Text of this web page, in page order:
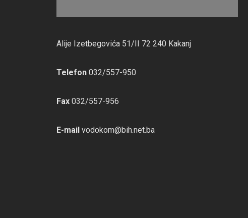
Alije Izetbegovića 51/II 72 240 Kakanj
Telefon 032/557-950
Fax 032/557-956
E-mail vodokom@bih.net.ba